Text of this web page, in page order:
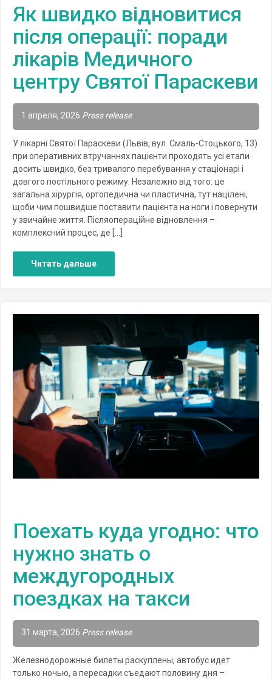
Як швидко відновитися
після операції: поради
лікарів Медичного
центру Святої Параскеви
1 апреля, 2026 Press release
У лікарні Святої Параскеви (Львів, вул. Смаль-Стоцького, 13)
при оперативних втручаннях пацієнти проходять усі етапи
досить швидко, без тривалого перебування у стаціонарі і
довгого постільного режиму. Незалежно від того: це
загальна хірургія, ортопедична чи пластична, тут націлені,
щоби чим пошвидше поставити пацієнта на ноги і повернути
у звичайне життя. Післяопераційне відновлення –
комплексний процес, де […]
Читать дальше
Поехать куда угодно: что
нужно знать о
междугородных
поездках на такси
31 марта, 2026 Press release
Железнодорожные билеты раскуплены, автобус идет
только ночью, а пересадки съедают половину дня –